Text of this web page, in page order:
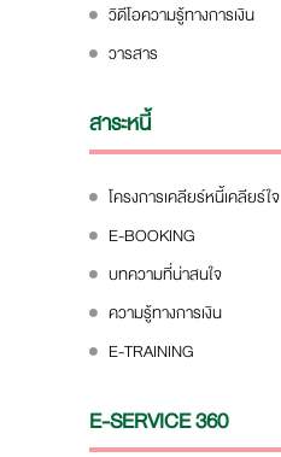
วิดีโอความรู้ทางการเงิน
วารสาร
สาระหนี้
โครงการเคลียร์หนี้เคลียร์ใจ
E-BOOKING
บทความที่น่าสนใจ
ความรู้ทางการเงิน
E-TRAINING
E-SERVICE 360